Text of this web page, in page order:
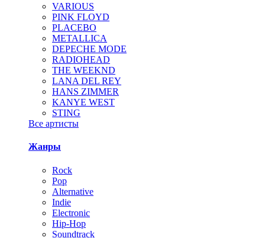
VARIOUS
PINK FLOYD
PLACEBO
METALLICA
DEPECHE MODE
RADIOHEAD
THE WEEKND
LANA DEL REY
HANS ZIMMER
KANYE WEST
STING
Все артисты
Жанры
Rock
Pop
Alternative
Indie
Electronic
Hip-Hop
Soundtrack